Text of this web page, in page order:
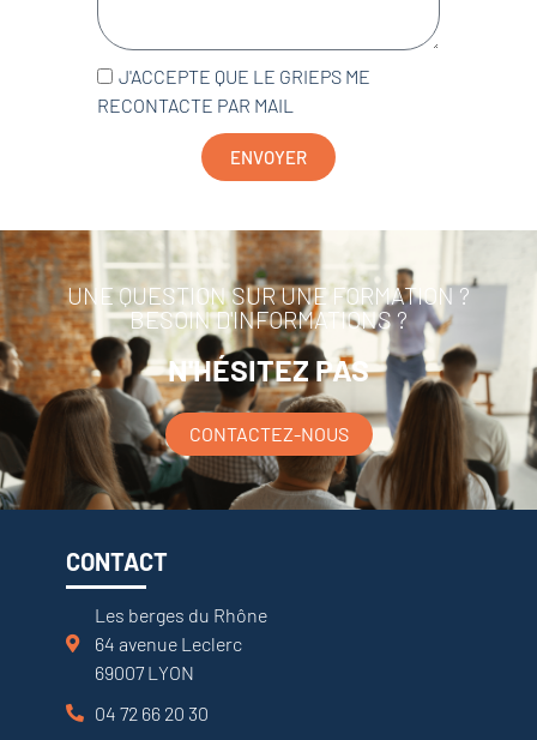
J'ACCEPTE QUE LE GRIEPS ME
RECONTACTE PAR MAIL
ENVOYER
UNE QUESTION SUR UNE FORMATION ?
BESOIN D'INFORMATIONS ?
N'HÉSITEZ PAS
CONTACTEZ-NOUS
CONTACT
Les berges du Rhône
64 avenue Leclerc
69007 LYON
04 72 66 20 30